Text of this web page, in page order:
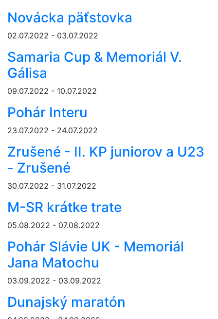
Novácka päťstovka
02.07.2022 - 03.07.2022
Samaria Cup & Memoriál V.
Gálisa
09.07.2022 - 10.07.2022
Pohár Interu
23.07.2022 - 24.07.2022
Zrušené - II. KP juniorov a U23
- Zrušené
30.07.2022 - 31.07.2022
M-SR krátke trate
05.08.2022 - 07.08.2022
Pohár Slávie UK - Memoriál
Jana Matochu
03.09.2022 - 03.09.2022
Dunajský maratón